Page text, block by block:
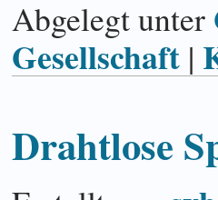
Abgelegt unter
Gesellschaft |
Drahtlose